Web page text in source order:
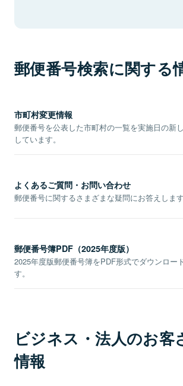
郵便番号検索に関する
市町村変更情報
郵便番号を公表した市町村の一覧を実施日の新
しています。
よくあるご質問・お問い合わせ
郵便番号に関するさまざまな疑問にお答えします
郵便番号簿PDF（2025年度版）
2025年度版郵便番号簿をPDF形式でダウンロー
す。
ビジネス・法人のお客
情報